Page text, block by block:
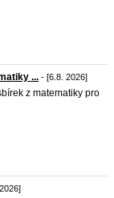
... - [6.8. 2026]
z matematiky pro